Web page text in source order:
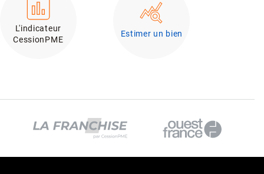
L'indicateur
CessionPME
Estimer un bien